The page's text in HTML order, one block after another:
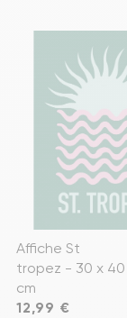
Affiche St
tropez - 30 x 40
cm
Prix
12,99 €